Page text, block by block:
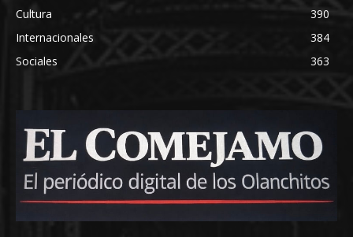
Cultura
390
Internacionales
384
Sociales
363